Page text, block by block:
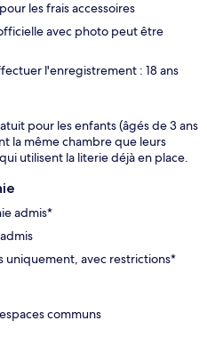
les frais accessoires
avec photo peut être
l'enregistrement : 18 ans
pour les enfants (âgés de 3 ans
la même chambre que leurs
utilisent la literie déjà en place.
admis*
uniquement, avec restrictions*
communs